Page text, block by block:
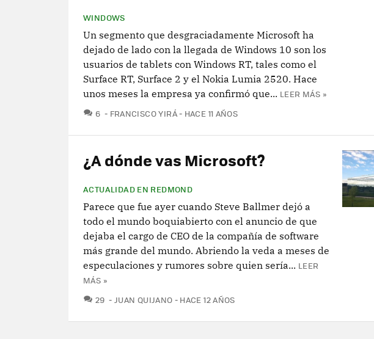
WINDOWS
Un segmento que desgraciadamente Microsoft ha
dejado de lado con la llegada de Windows 10 son los
usuarios de tablets con Windows RT, tales como el
Surface RT, Surface 2 y el Nokia Lumia 2520. Hace
unos meses la empresa ya confirmó que... LEER MÁS »
6 COMENTARIOS
FRANCISCO YIRÁ HACE 11 AÑOS
¿A dónde vas Microsoft?
ACTUALIDAD EN REDMOND
Parece que fue ayer cuando Steve Ballmer dejó a
todo el mundo boquiabierto con el anuncio de que
dejaba el cargo de CEO de la compañía de software
más grande del mundo. Abriendo la veda a meses de
especulaciones y rumores sobre quien sería... LEER
MÁS »
29 COMENTARIOS
JUAN QUIJANO HACE 12 AÑOS